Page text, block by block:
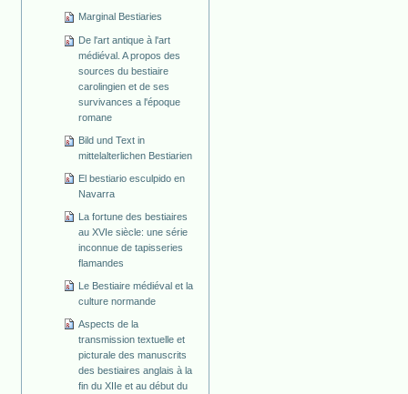
Marginal Bestiaries
De l'art antique à l'art
médiéval. A propos des
sources du bestiaire
carolingien et de ses
survivances a l'époque
romane
Bild und Text in
mittelalterlichen Bestiarien
El bestiario esculpido en
Navarra
La fortune des bestiaires
au XVIe siècle: une série
inconnue de tapisseries
flamandes
Le Bestiaire médiéval et la
culture normande
Aspects de la
transmission textuelle et
picturale des manuscrits
des bestiaires anglais à la
fin du XIIe et au début du